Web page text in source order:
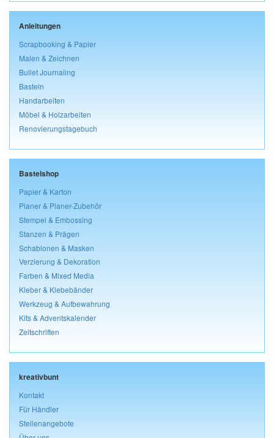
Anleitungen
Scrapbooking & Papier
Malen & Zeichnen
Bullet Journaling
Basteln
Handarbeiten
Möbel & Holzarbeiten
Renovierungstagebuch
Bastelshop
Papier & Karton
Planer & Planer-Zubehör
Stempel & Embossing
Stanzen & Prägen
Schablonen & Masken
Verzierung & Dekoration
Farben & Mixed Media
Kleber & Klebebänder
Werkzeug & Aufbewahrung
Kits & Adventskalender
Zeitschriften
kreativbunt
Kontakt
Für Händler
Stellenangebote